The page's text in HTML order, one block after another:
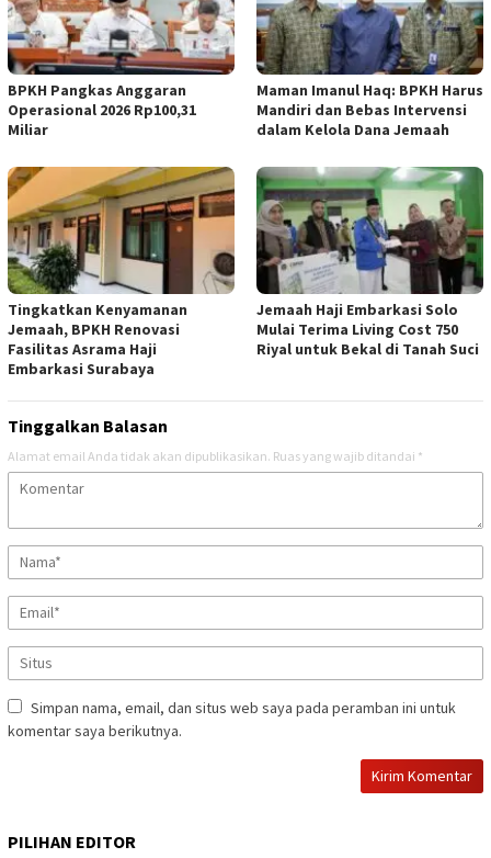
BPKH Pangkas Anggaran
Operasional 2026 Rp100,31
Miliar
Maman Imanul Haq: BPKH Harus
Mandiri dan Bebas Intervensi
dalam Kelola Dana Jemaah
Tingkatkan Kenyamanan
Jemaah, BPKH Renovasi
Fasilitas Asrama Haji
Embarkasi Surabaya
Jemaah Haji Embarkasi Solo
Mulai Terima Living Cost 750
Riyal untuk Bekal di Tanah Suci
Tinggalkan Balasan
Alamat email Anda tidak akan dipublikasikan. Ruas yang wajib ditandai *
Simpan nama, email, dan situs web saya pada peramban ini untuk
komentar saya berikutnya.
PILIHAN EDITOR